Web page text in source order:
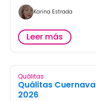
Karina Estrada
Leer más
Quálitas
Quálitas
2026